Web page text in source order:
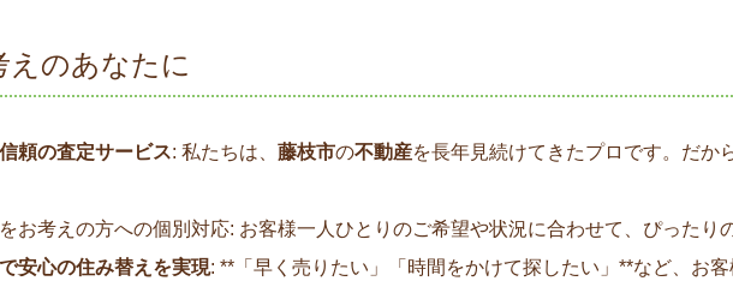
えのあなたに
頼の査定サービス: 私たちは、 藤枝市の不動産を長年見続けてきたプロです。だか
をお考えの方への個別対応: お客様一人ひとりのご希望や状況に合わせて、ぴったり
安心の住み替えを実現: **「早く売りたい」「時間をかけて探したい」**など、お